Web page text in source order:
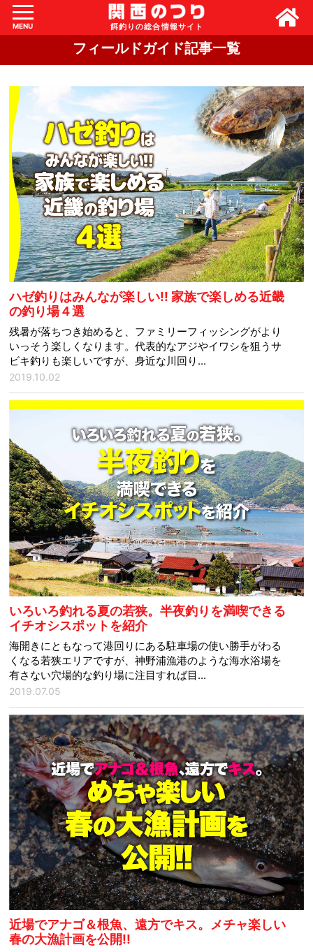
MENU
フィールドガイド記事一覧
ハゼ釣りはみんなが楽しい!! 家族で楽しめる近畿
の釣り場４選
残暑が落ちつき始めると、ファミリーフィッシングがより
いっそう楽しくなります。代表的なアジやイワシを狙うサ
ビキ釣りも楽しいですが、身近な川回り...
2019.10.02
いろいろ釣れる夏の若狭。半夜釣りを満喫できる
イチオシスポットを紹介
海開きにともなって港回りにある駐車場の使い勝手がわる
くなる若狭エリアですが、神野浦漁港のような海水浴場を
有さない穴場的な釣り場に注目すれば目...
2019.07.05
近場でアナゴ＆根魚、遠方でキス。メチャ楽しい
春の大漁計画を公開!!